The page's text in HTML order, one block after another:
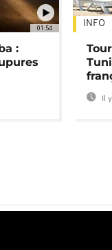
01:54
:
INFO
Il